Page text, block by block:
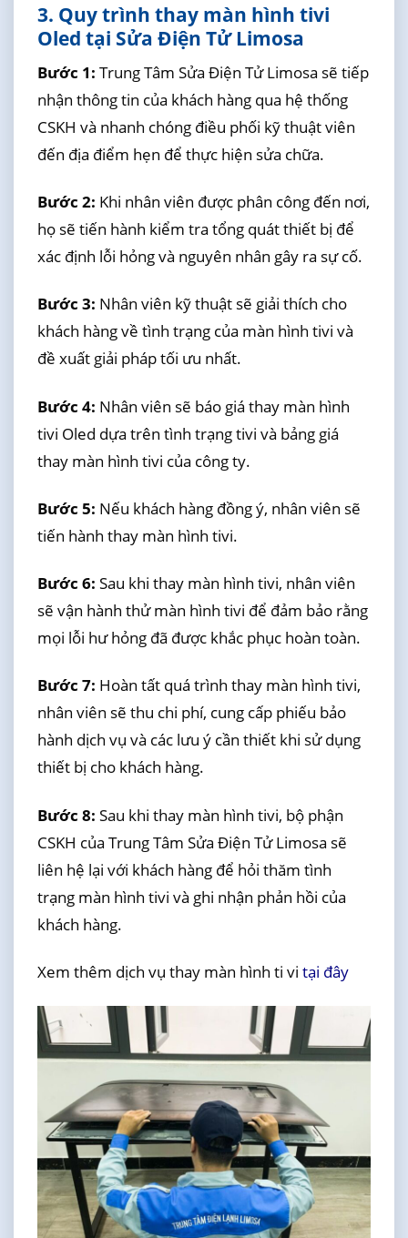
3. Quy trình thay màn hình tivi
Oled tại Sửa Điện Tử Limosa
Bước 1: Trung Tâm Sửa Điện Tử Limosa sẽ tiếp
nhận thông tin của khách hàng qua hệ thống
CSKH và nhanh chóng điều phối kỹ thuật viên
đến địa điểm hẹn để thực hiện sửa chữa.
Bước 2: Khi nhân viên được phân công đến nơi,
họ sẽ tiến hành kiểm tra tổng quát thiết bị để
xác định lỗi hỏng và nguyên nhân gây ra sự cố.
Bước 3: Nhân viên kỹ thuật sẽ giải thích cho
khách hàng về tình trạng của màn hình tivi và
đề xuất giải pháp tối ưu nhất.
Bước 4: Nhân viên sẽ báo giá thay màn hình
tivi Oled dựa trên tình trạng tivi và bảng giá
thay màn hình tivi của công ty.
Bước 5: Nếu khách hàng đồng ý, nhân viên sẽ
tiến hành thay màn hình tivi.
Bước 6: Sau khi thay màn hình tivi, nhân viên
sẽ vận hành thử màn hình tivi để đảm bảo rằng
mọi lỗi hư hỏng đã được khắc phục hoàn toàn.
Bước 7: Hoàn tất quá trình thay màn hình tivi,
nhân viên sẽ thu chi phí, cung cấp phiếu bảo
hành dịch vụ và các lưu ý cần thiết khi sử dụng
thiết bị cho khách hàng.
Bước 8: Sau khi thay màn hình tivi, bộ phận
CSKH của Trung Tâm Sửa Điện Tử Limosa sẽ
liên hệ lại với khách hàng để hỏi thăm tình
trạng màn hình tivi và ghi nhận phản hồi của
khách hàng.
Xem thêm dịch vụ thay màn hình ti vi tại đây